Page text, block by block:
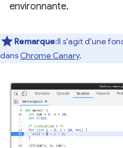
environnante.
Remarque:Il s'agit d'une
dans Chrome Canary.